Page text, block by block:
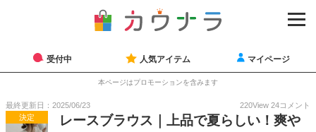
受付中 人気アイテム マイページ
本ページはプロモーションを含みます
最終更新日：2025/06/23 220View 24コメント
決定
レースブラウス｜上品で夏らしい！爽や